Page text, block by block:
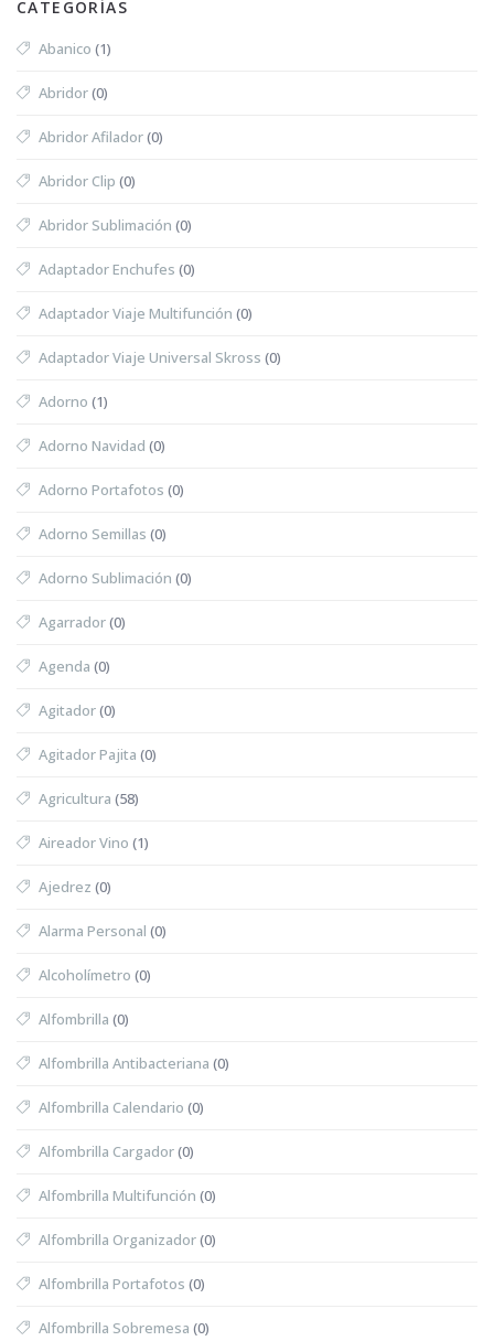
CATEGORÍAS
Abanico (1)
Abridor(0)
Abridor Afilador(0)
Abridor Clip (0)
Abridor Sublimación (0)
Adaptador Enchufes (0)
Adaptador Viaje Multifunción (0)
Adaptador Viaje Universal Skross (0)
Adorno (1)
Adorno Navidad (0)
Adorno Portafotos (0)
Adorno Semillas (0)
Adorno Sublimación (0)
Agarrador(0)
Agenda (0)
Agitador(0)
Agitador Pajita (0)
Agricultura (58)
Aireador Vino (1)
Ajedrez (0)
Alarma Personal (0)
Alcoholímetro (0)
Alfombrilla (0)
Alfombrilla Antibacteriana (0)
Alfombrilla Calendario (0)
Alfombrilla Cargador(0)
Alfombrilla Multifunción (0)
Alfombrilla Organizador(0)
Alfombrilla Portafotos (0)
Alfombrilla Sobremesa (0)